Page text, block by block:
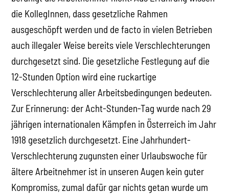
die KollegInnen, dass gesetzliche Rahmen
ausgeschöpft werden und de facto in vielen Betrieben
auch illegaler Weise bereits viele Verschlechterungen
durchgesetzt sind. Die gesetzliche Festlegung auf die
12-Stunden Option wird eine ruckartige
Verschlechterung aller Arbeitsbedingungen bedeuten.
Zur Erinnerung: der Acht-Stunden-Tag wurde nach 29
jährigen internationalen Kämpfen in Österreich im Jahr
1918 gesetzlich durchgesetzt. Eine Jahrhundert-
Verschlechterung zugunsten einer Urlaubswoche für
ältere Arbeitnehmer ist in unseren Augen kein guter
Kompromiss, zumal dafür gar nichts getan wurde um